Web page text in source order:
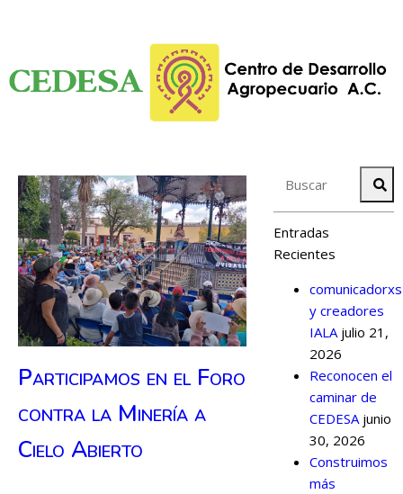
Participamos en el Foro
contra la Minería a
Cielo Abierto
Entradas
Recientes
comunicadorxs
y creadores
IALA julio 21,
2026
Reconocen el
caminar de
CEDESA junio
30, 2026
Construimos
más